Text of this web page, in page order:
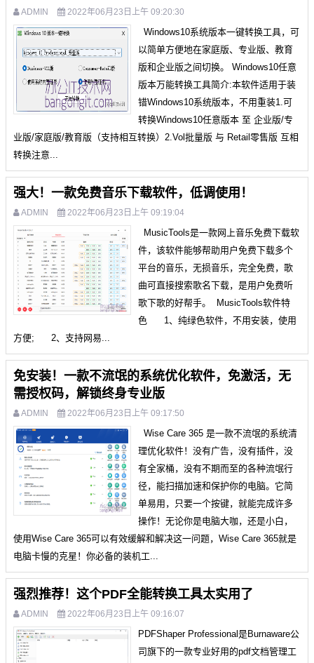
ADMIN 2022年06月23日上午 09:20:30
Windows10系统版本一键转换工具，可
以简单方便地在家庭版、专业版、教育
版和企业版之间切换。 Windows10任意
版本万能转换工具简介:本软件适用于装
错Windows10系统版本，不用重装1.可
转换Windows10任意版本 至 企业版/专
业版/家庭版/教育版（支持相互转换）2.Vol批量版 与 Retail零售版 互相
转换注意...
强大！一款免费音乐下载软件，低调使用！
ADMIN 2022年06月23日上午 09:19:04
MusicTools是一款网上音乐免费下载软
件，该软件能够帮助用户免费下载多个
平台的音乐，无损音乐，完全免费，歌
曲可直接搜索歌名下载，是用户免费听
歌下歌的好帮手。 MusicTools软件特
色 1、纯绿色软件，不用安装，使用
方便; 2、支持网易...
免安装！一款不流氓的系统优化软件，免激活，无
需授权码，解锁终身专业版
ADMIN 2022年06月23日上午 09:17:50
Wise Care 365 是一款不流氓的系统清
理优化软件！没有广告，没有插件，没
有全家桶，没有不期而至的各种流氓行
径，能扫描加速和保护你的电脑。它简
单易用，只要一个按键，就能完成许多
操作！无论你是电脑大咖，还是小白，
使用Wise Care 365可以有效缓解和解决这一问题，Wise Care 365就是
电脑卡慢的克星！你必备的装机工...
强烈推荐！这个PDF全能转换工具太实用了
ADMIN 2022年06月23日上午 09:16:07
PDFShaper Professional是Burnaware公
司旗下的一款专业好用的pdf文档管理工